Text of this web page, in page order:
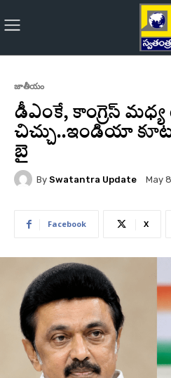
జాతీయం
డీఎంకే, కాంగ్రెస్‌ మధ్య
చిచ్చు..ఇండియా
బై
By Swatantra Update May
Facebook X